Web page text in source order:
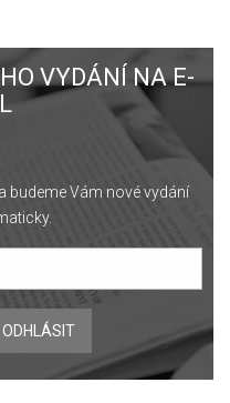
VYDÁNÍ NA E-
budeme Vám nové vydání
ODHLÁSIT